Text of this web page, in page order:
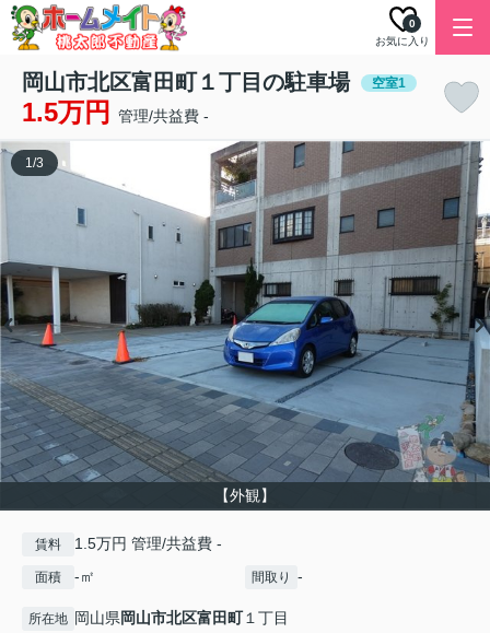
お気に入り
0
岡山市北区富田町１丁目の駐車場 空室1
1.5万円 管理/共益費 -
【外観】
1/3
賃料 1.5万円 管理/共益費 -
面積 -㎡ 間取り -
所在地 岡山県岡山市北区富田町１丁目